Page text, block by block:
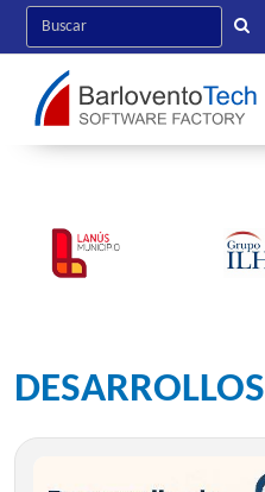
DESARROLLOS